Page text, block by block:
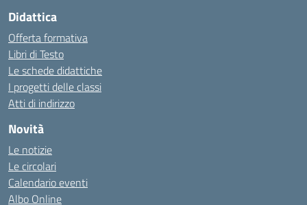
Didattica
Offerta formativa
Libri di Testo
Le schede didattiche
I progetti delle classi
Atti di indirizzo
Novità
Le notizie
Le circolari
Calendario eventi
Albo Online